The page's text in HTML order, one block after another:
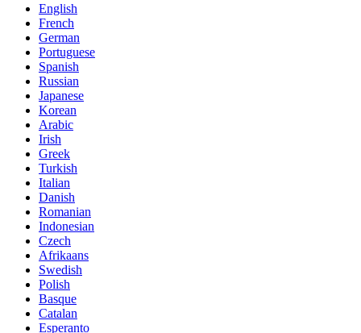
English
French
German
Portuguese
Spanish
Russian
Japanese
Korean
Arabic
Irish
Greek
Turkish
Italian
Danish
Romanian
Indonesian
Czech
Afrikaans
Swedish
Polish
Basque
Catalan
Esperanto